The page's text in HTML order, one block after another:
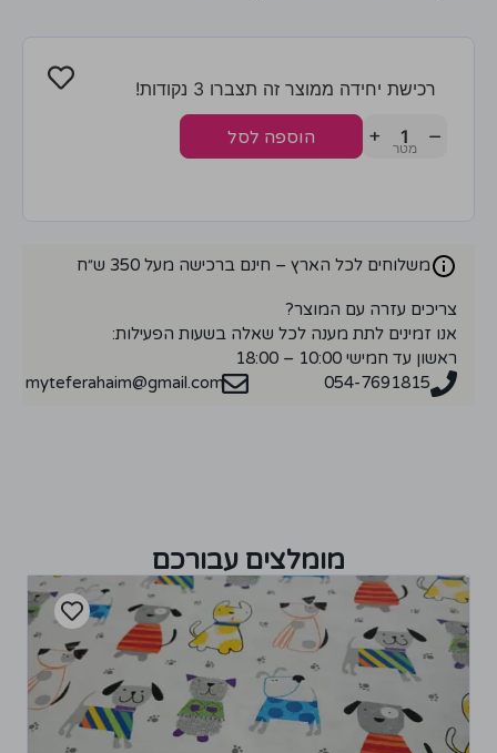
רכישת יחידה ממוצר זה תצברו 3 נקודות!
−
+ הוספה לסל
משלוחים לכל הארץ – חינם ברכישה מעל 350 ש״ח
צריכים עזרה עם המוצר?
אנו זמינים לתת מענה לכל שאלה בשעות הפעילות:
ראשון עד חמישי 10:00 – 18:00
054-7691815
myteferahaim@gmail.com
מומלצים עבורכם